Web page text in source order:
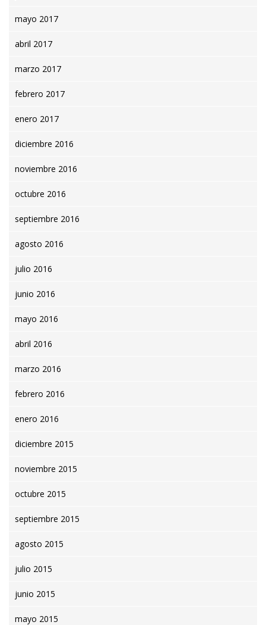
mayo 2017
abril 2017
marzo 2017
febrero 2017
enero 2017
diciembre 2016
noviembre 2016
octubre 2016
septiembre 2016
agosto 2016
julio 2016
junio 2016
mayo 2016
abril 2016
marzo 2016
febrero 2016
enero 2016
diciembre 2015
noviembre 2015
octubre 2015
septiembre 2015
agosto 2015
julio 2015
junio 2015
mayo 2015